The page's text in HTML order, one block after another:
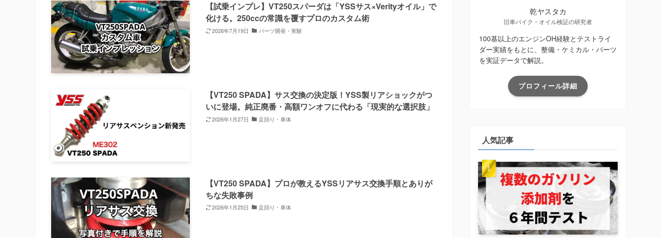
【試乗インプレ】VT250スパーダは「YSSサス×Verityオイル」で
化ける。250ccの常識を覆すプロのカスタム術
2026年7月19日 パーツ開発・実験
【VT250 SPADA】サス交換の決定版！YSS製リアショックがつ
いに登場。純正廃番・高額ワンオフに代わる「現実的な選択肢」
2026年1月27日 足回り・車体
【VT250 SPADA】プロが教えるYSSリアサス交換手順とありが
ちな失敗事例
2026年1月25日 足回り・車体
乾ヤスタカ
旧車バイク・オイル検証の研究者
100基以上のエンジンOH経験とテストライ
ダー実績をもとに、整備・ケミカル・パーツ
を実証データで解説。
プロフィール詳細
人気記事